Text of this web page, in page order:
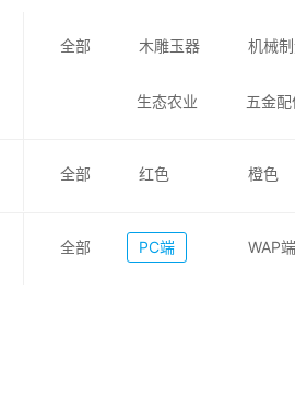
全部 木雕玉器 机械
生态农业 五金配
全部 红色 橙色
全部 PC端 WAP端